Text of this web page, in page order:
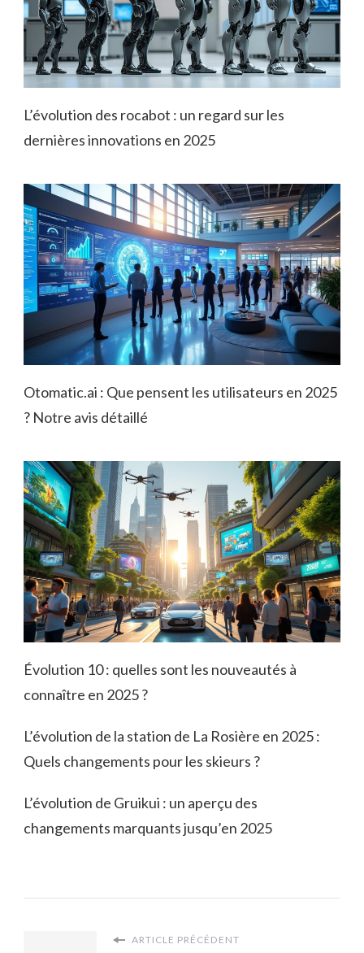
L’évolution des rocabot : un regard sur les
dernières innovations en 2025
Otomatic.ai : Que pensent les utilisateurs en 2025
? Notre avis détaillé
Évolution 10 : quelles sont les nouveautés à
connaître en 2025 ?
L’évolution de la station de La Rosière en 2025 :
Quels changements pour les skieurs ?
L’évolution de Gruikui : un aperçu des
changements marquants jusqu’en 2025
ARTICLE PRÉCÉDENT